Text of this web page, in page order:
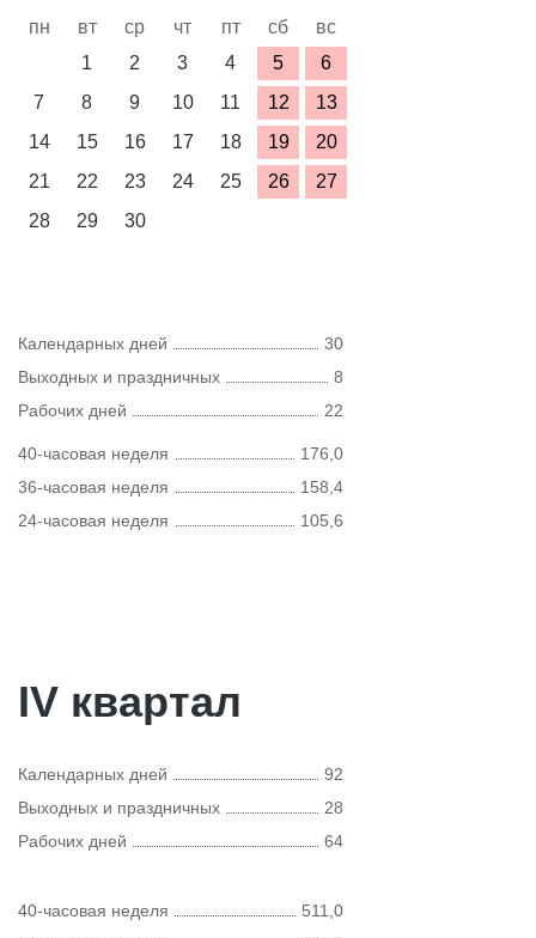
пн вт ср чт пт сб
вс
1
2 3 4 5
6
7
8 9 10 11 12
13
14
15 16 17 18 19
20
21
22 23 24 25 26
27
28
29 30
Календарных дней
30
Выходных и праздничных
8
Рабочих дней
22
40-часовая неделя
176,0
36-часовая неделя
158,4
24-часовая неделя
105,6
IV квартал
Календарных дней
92
Выходных и праздничных
28
Рабочих дней
64
40-часовая неделя
511,0